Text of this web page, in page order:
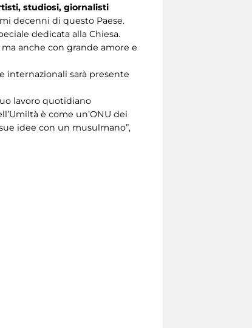
studiosi, giornalisti
decenni di questo Paese.
dedicata alla Chiesa.
anche con grande amore e
internazionali sarà presente
lavoro quotidiano
è come un’ONU dei
idee con un musulmano”,